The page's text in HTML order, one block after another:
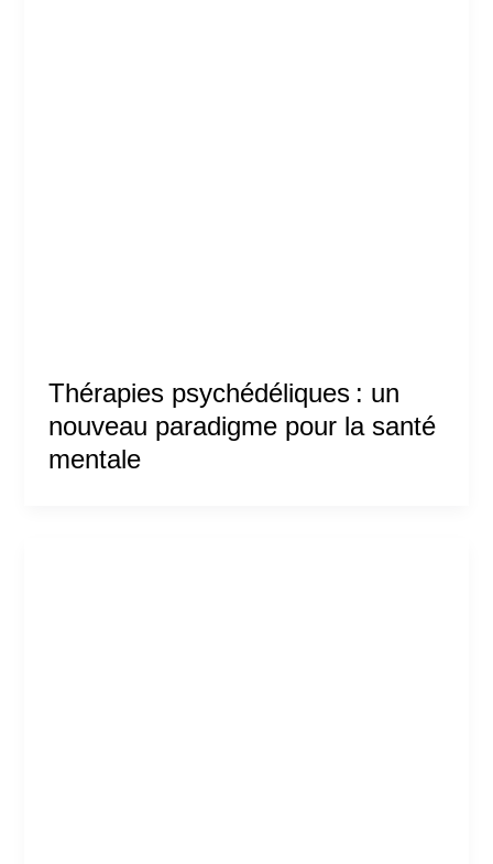
Thérapies psychédéliques : un
nouveau paradigme pour la santé
mentale